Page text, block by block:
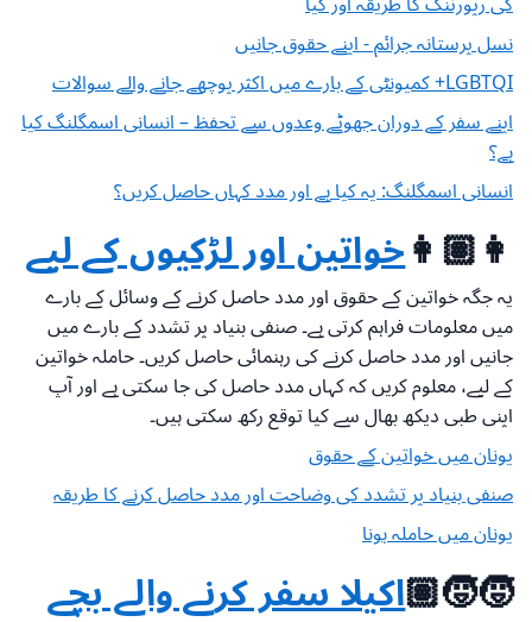
نسل پرستانہ جرائم - اپنے حقوق جانیں
LGBTQI+ کمیونٹی کے بارے میں اکثر پوچھے جانے والے سوالات
اپنے سفر کے دوران جھوٹے وعدوں سے تحفظ – انسانی اسمگلنگ کیا
ہے؟
انسانی اسمگلنگ: یہ کیا ہے اور مدد کہاں حاصل کریں؟
👩🏽👩خواتین اور لڑکیوں کے لیے
یہ جگہ خواتین کے حقوق اور مدد حاصل کرنے کے وسائل کے بارے
میں معلومات فراہم کرتی ہے۔ صنفی بنیاد پر تشدد کے بارے میں
جانیں اور مدد حاصل کرنے کی رہنمائی حاصل کریں۔ حاملہ خواتین
کے لیے، معلوم کریں کہ کہاں مدد حاصل کی جا سکتی ہے اور آپ
اپنی طبی دیکھ بھال سے کیا توقع رکھ سکتی ہیں۔
یونان میں خواتین کے حقوق
صنفی بنیاد پر تشدد کی وضاحت اور مدد حاصل کرنے کا طریقہ
یونان میں حاملہ ہونا
🧒🧒🏽اکیلا سفر کرنے والے بچے